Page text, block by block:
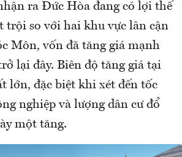
ra Đức Hòa đang có lợi thế
trội so với hai khu vực lân cận
Môn, vốn đã tăng giá mạnh
lại đây. Biên độ tăng giá tại
lớn, đặc biệt khi xét đến tốc
nghiệp và lượng dân cư đổ
một tăng.